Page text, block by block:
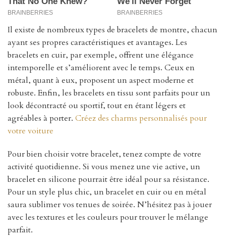
Il existe de nombreux types de bracelets de montre, chacun
ayant ses propres caractéristiques et avantages. Les
bracelets en cuir, par exemple, offrent une élégance
intemporelle et s’améliorent avec le temps. Ceux en
métal, quant à eux, proposent un aspect moderne et
robuste. Enfin, les bracelets en tissu sont parfaits pour un
look décontracté ou sportif, tout en étant légers et
agréables à porter. Créez des charms personnalisés pour
votre voiture
Pour bien choisir votre bracelet, tenez compte de votre
activité quotidienne. Si vous menez une vie active, un
bracelet en silicone pourrait être idéal pour sa résistance.
Pour un style plus chic, un bracelet en cuir ou en métal
saura sublimer vos tenues de soirée. N’hésitez pas à jouer
avec les textures et les couleurs pour trouver le mélange
parfait.